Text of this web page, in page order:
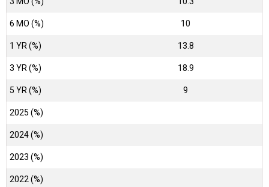
6 MO (%) 10
1 YR (%) 13.8
3 YR (%) 18.9
5 YR (%) 9
2025 (%)
2024 (%)
2023 (%)
2022 (%)